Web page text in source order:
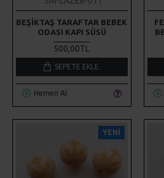
500,00TL
SEPETE EKLE
Hemen Al
YENI